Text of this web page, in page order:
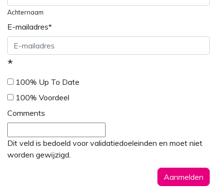
Achternaam
E-mailadres*
*
100% Up To Date
100% Voordeel
Comments
Dit veld is bedoeld voor validatiedoeleinden en moet niet
worden gewijzigd.